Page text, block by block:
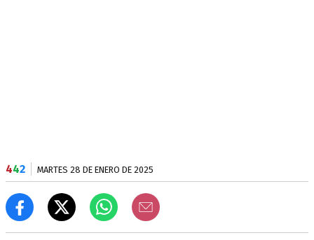
442 MARTES 28 DE ENERO DE 2025